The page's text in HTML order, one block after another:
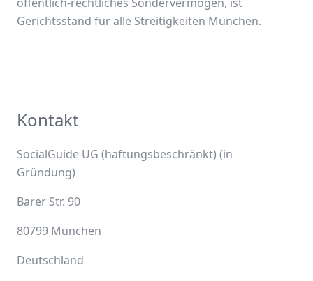
Gerichtsstand für alle Streitigkeiten München.
Kontakt
SocialGuide UG (haftungsbeschränkt) (in
Gründung)
Barer Str. 90
80799 München
Deutschland